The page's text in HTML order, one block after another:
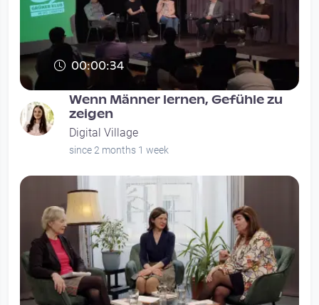
00:00:34
Wenn Männer lernen, Gefühle zu
zeigen
Digital Village
since 2 months 1 week